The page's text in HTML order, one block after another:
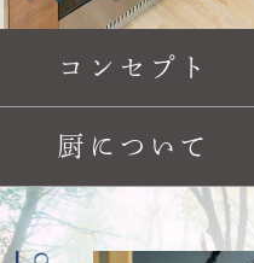
コンセプト
厨について